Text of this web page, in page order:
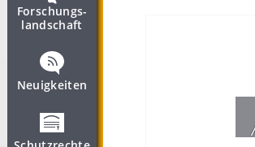
Forschungs­
landschaft
Neuigkeiten